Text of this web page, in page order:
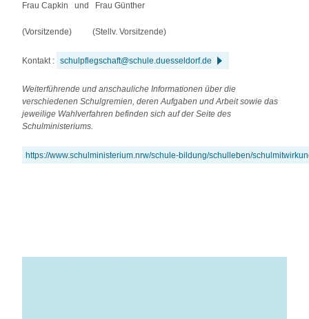
Frau Capkin und Frau Günther
(Vorsitzende) (Stellv. Vorsitzende)
Kontakt : schulpflegschaft@schule.duesseldorf.de
Weiterführende und anschauliche Informationen über die
verschiedenen Schulgremien, deren Aufgaben und Arbeit sowie das
jeweilige Wahlverfahren befinden sich auf der Seite des
Schulministeriums.
https://www.schulministerium.nrw/schule-bildung/schulleben/